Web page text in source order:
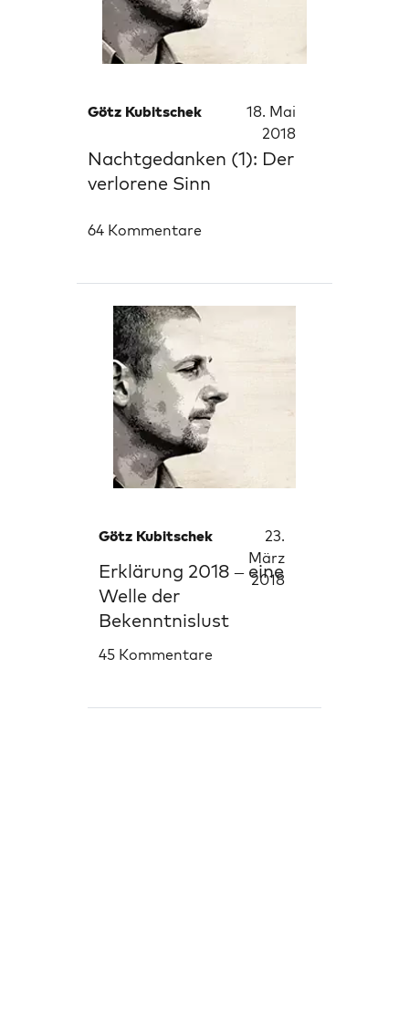
Götz Kubitschek
18. Mai
2018
Nachtgedanken (1): Der
verlorene Sinn
64 Kommentare
Götz Kubitschek
23.
März
2018
Erklärung 2018 – eine
Welle der
Bekenntnislust
45 Kommentare